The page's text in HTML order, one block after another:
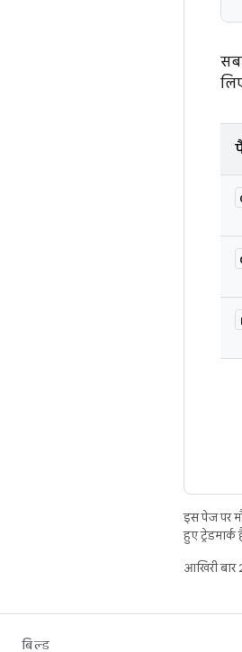
इस पेज पर
हुए ट्रेडमार्क
आखिरी
बिल्ड